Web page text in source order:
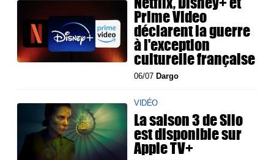
Prime Video
déclarent la guerre
à l'exception
culturelle française
06/07 Dargo
VIDÉO
La saison 3 de Silo
est disponible sur
Apple TV+